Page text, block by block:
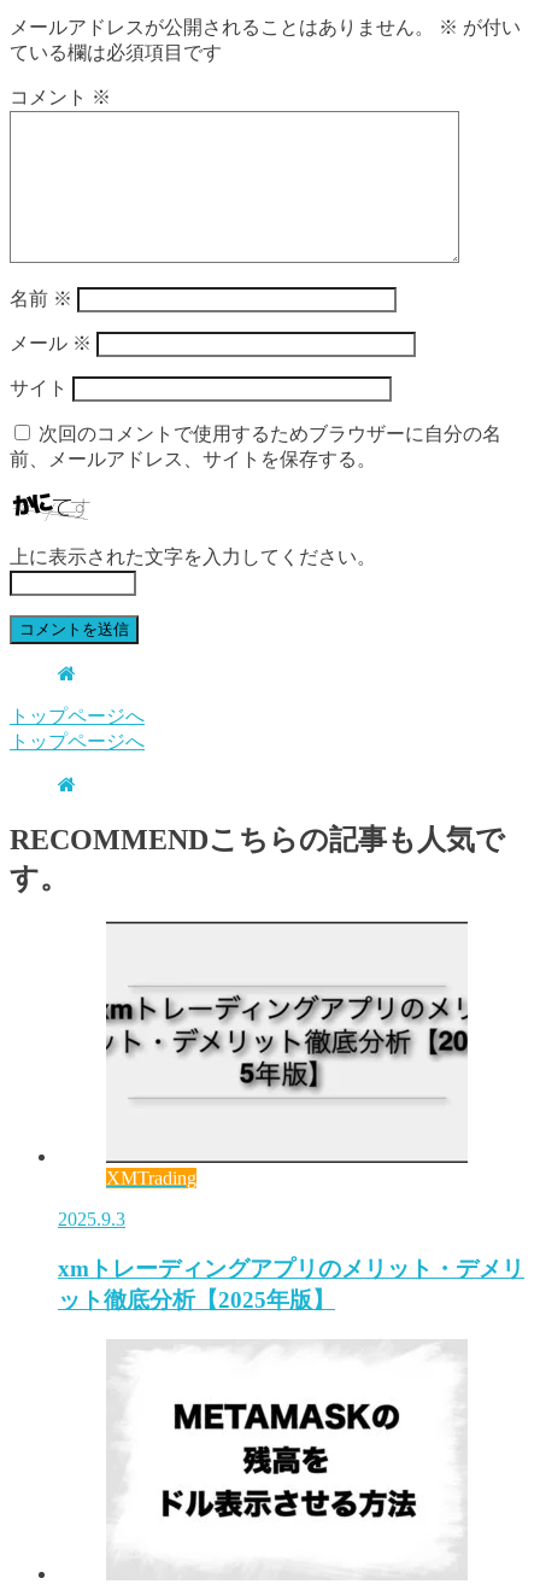
メールアドレスが公開されることはありません。 ※ が付い
ている欄は必須項目です
コメント ※
名前 ※
メール ※
サイト
次回のコメントで使用するためブラウザーに自分の名
前、メールアドレス、サイトを保存する。
上に表示された文字を入力してください。
トップページへ
トップページへ
RECOMMENDこちらの記事も人気で
す。
XMTrading
2025.9.3
xmトレーディングアプリのメリット・デメリ
ット徹底分析【2025年版】